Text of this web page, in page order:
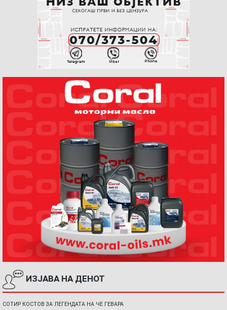
ИЗЈАВА НА ДЕНОТ
СОТИР КОСТОВ ЗА ЛЕГЕНДАТА НА ЧЕ ГЕВАРА